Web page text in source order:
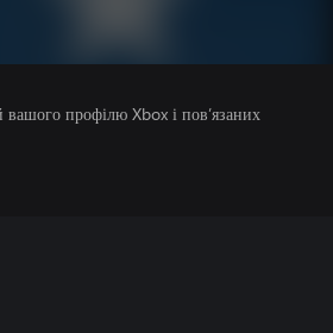
вашого профілю Xbox і пов’язаних